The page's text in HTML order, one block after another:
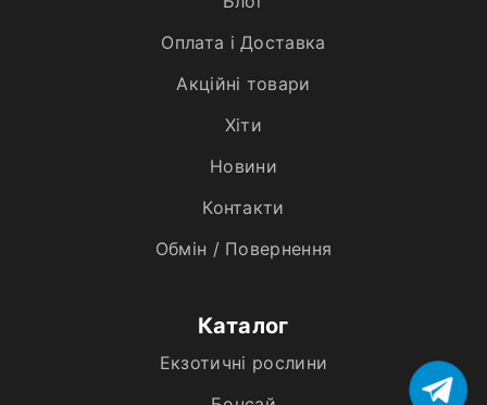
Оплата і Доставка
Акційні товари
Хiти
Новини
Контакти
Обмін / Повернення
Каталог
Екзотичні рослини